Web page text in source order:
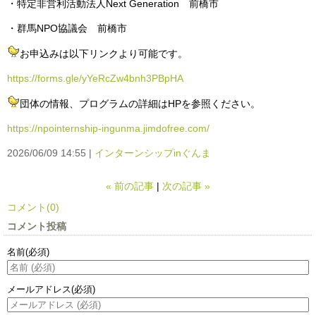
・特定非営利活動法人Next Generation 前橋市
・群馬NPO協議会 前橋市
お申込みは以下リンクより可能です。
https://forms.gle/yYeRcZw4bnh3PBpHA
団体の情報、プログラムの詳細はHPを参照ください。
https://npointernship-ingunma.jimdofree.com/
2026/06/09 14:55 インターンシップinぐんま
« 前の記事 次の記事 »
コメント(0)
コメント投稿
名前(必須)
メールアドレス(必須)